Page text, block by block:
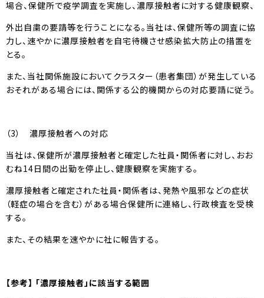
場合、保健所で疫学調査を実施し、濃厚接触者に対する健康観察、
外出自粛の要請等を行うことになる。当社は、保健所等の調査に協
力し、速やかに濃厚接触者を自宅待機させ感染拡大防止の措置を
とる。
また、当社関係施設においてクラスター（患者集団）が発生している
おそれがある場合には、関係する公的機関からの対応要請に従う。
（3） 濃厚接触者への対応
当社は、保健所が濃厚接触者と確定した社員・関係者に対し、おお
むね14日間の出勤を停止し、健康観察を実施する。
濃厚接触者と確定された社員・関係者は、発熱や風邪などの症状
（軽症の場合を含む）がある場合保健所に連絡し、行政検査を受検
する。
また、その結果を速やかに社に報告する。
【参考】 「濃厚接触者」に該当する範囲